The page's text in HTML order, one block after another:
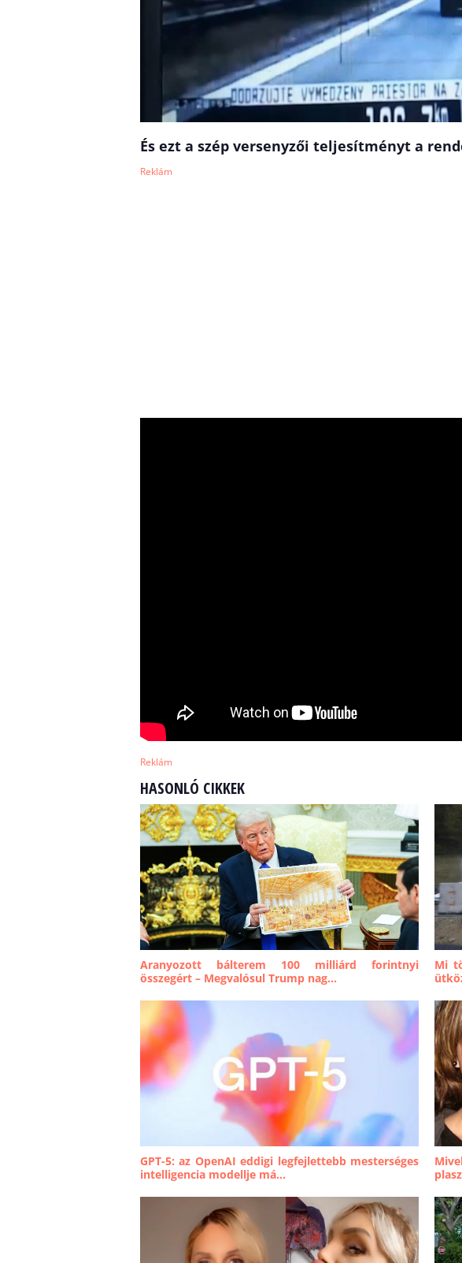
És ezt a szép versenyzői teljesítményt a
Reklám
Reklám
HASONLÓ CIKKEK
Aranyozott bálterem 100 milliárd forintnyi
összegért – Megvalósul Trump nag...
Mi
GPT-5: az OpenAI eddigi legfejlettebb mesterséges
intelligencia modellje má...